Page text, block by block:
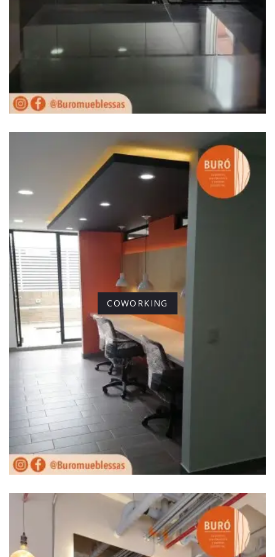
COWORKING